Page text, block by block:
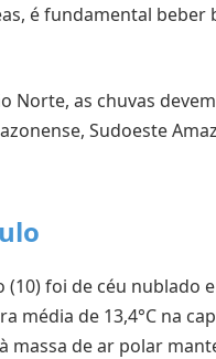
é fundamental
Norte, as chuvas
Sudoeste
(10) foi de céu nublado
média de 13,4°C na
massa de ar polar